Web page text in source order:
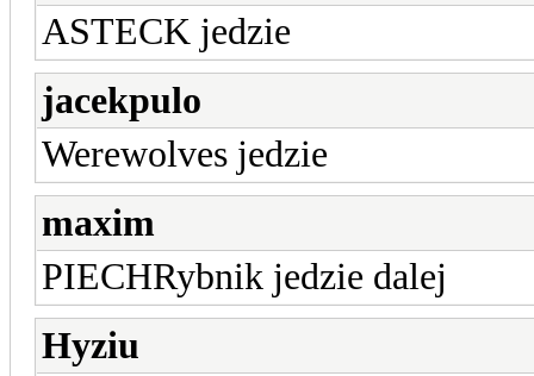
ASTECK jedzie
jacekpulo
Werewolves jedzie
maxim
PIECHRybnik jedzie dalej
Hyziu